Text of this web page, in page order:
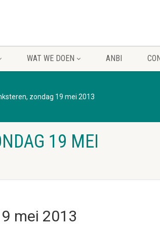
WAT WE DOEN ANBI
zondag 19 mei 2013
19 MEI
mei 2013